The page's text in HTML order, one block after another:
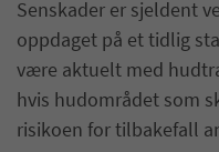
Senskader er sjeldent
oppdaget på et tidlig
være aktuelt med
hvis hudområdet som
risikoen for tilbakefall